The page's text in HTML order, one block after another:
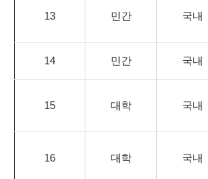
13 민간 국내
14 민간 국내
15 대학 국내
16 대학 국내